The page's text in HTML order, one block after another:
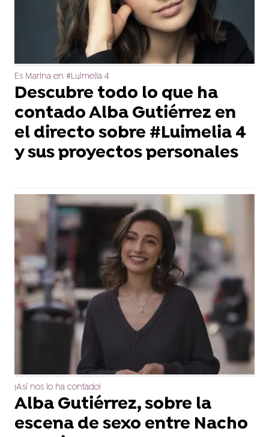
Es Marina en #Luimelia 4
Descubre todo lo que ha
contado Alba Gutiérrez en
el directo sobre #Luimelia 4
y sus proyectos personales
¡Así nos lo ha contado!
Alba Gutiérrez, sobre la
escena de sexo entre Nacho